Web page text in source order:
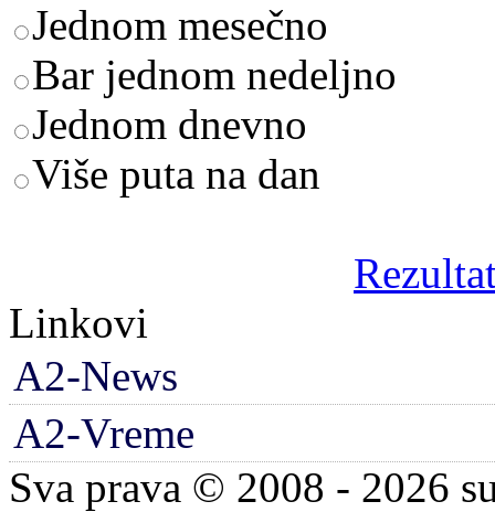
Jednom mesečno
Bar jednom nedeljno
Jednom dnevno
Više puta na dan
Linkovi
A2-News
A2-Vreme
Sva prava © 2008 - 2026